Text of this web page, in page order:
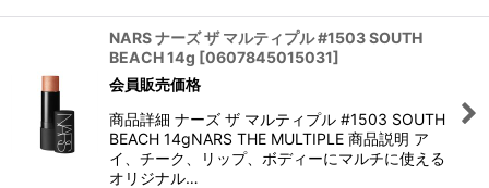
NARS ナーズ ザ マルティプル #1503 SOUTH
BEACH 14g [0607845015031]
会員販売価格
商品詳細 ナーズ ザ マルティプル #1503 SOUTH
BEACH 14gNARS THE MULTIPLE 商品説明 ア
イ、チーク、リップ、ボディーにマルチに使える
オリジナル…